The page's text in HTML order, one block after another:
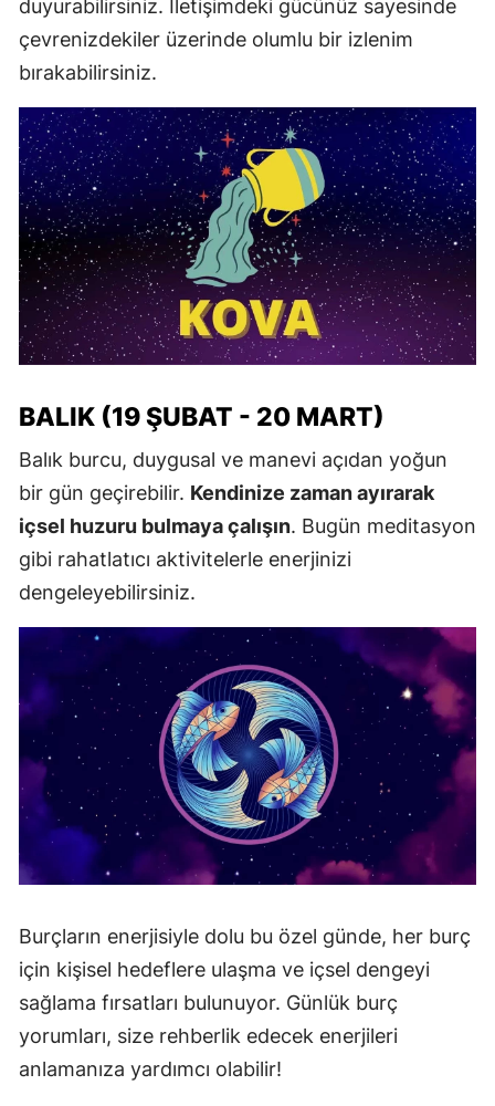
duyurabilirsiniz. İletişimdeki gücünüz sayesinde
çevrenizdekiler üzerinde olumlu bir izlenim
bırakabilirsiniz.
BALIK (19 ŞUBAT - 20 MART)
Balık burcu, duygusal ve manevi açıdan yoğun
bir gün geçirebilir. Kendinize zaman ayırarak
içsel huzuru bulmaya çalışın. Bugün meditasyon
gibi rahatlatıcı aktivitelerle enerjinizi
dengeleyebilirsiniz.
Burçların enerjisiyle dolu bu özel günde, her burç
için kişisel hedeflere ulaşma ve içsel dengeyi
sağlama fırsatları bulunuyor. Günlük burç
yorumları, size rehberlik edecek enerjileri
anlamanıza yardımcı olabilir!